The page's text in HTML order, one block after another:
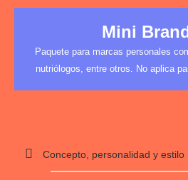
Mini
Paquete para marcas personales
nutriólogos, entre otros. No aplica
Concepto, personalidad y estilo